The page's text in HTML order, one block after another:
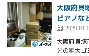
大阪府貝
ピアノな
大阪府貝塚
どの粗大